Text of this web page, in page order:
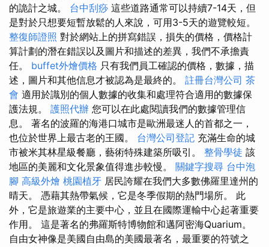
的詭計之城。 台中刮痧 這些道路通常可以持續7-14天，但
是對於只想要短暫放鬆的人來說，可用3-5天的遊覽較短。
整復師證照 對於網站上的拼寫錯誤，損失的價格，價格計
算計劃的潛在錯誤以及圖片和描述的差異，我們不承擔責
任。 buffet外燴價格 只有我們員工確認的價格，數據，描
述，圖片和其他信息才被認為是最終的。 註冊台灣公司 茶
會 適用於識別的個人數據的收集和處理符合適用的數據保
護法規。 護照代辦 您可以在此處閱讀我們的數據管理信
息。 著名的波羅的海港口城市是歐洲最迷人的首都之一，
也位於世界上最古老的王國。 台灣公司登記 充滿生命的城
市被米其林星級餐廳，藝術特殊建築所吸引。 整骨學徒 該
地區的美麗和文化景象值得進步較慢。 關鍵字搜尋 台中泡
腳 高級外燴 桃園植牙 居民誇耀在我們大多數佛羅里達州的
晴天。 憑藉其熱帶氣候，它是冬季假期的熱門場所。 此
外，它是旅遊業的主要中心，並且在國際運輸中心起著重要
作用。 這是著名的弗羅斯特博物館和邁阿密海Quarium。
自由女神像是美國自由島的美國最著名，最重要的符號之